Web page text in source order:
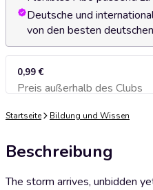
Deutsche und
von den besten
0,99 €
Preis außerhalb des Clubs
Zum
Startseite Bildung und Wissen
Beschreibung
The storm arrives, unbidden